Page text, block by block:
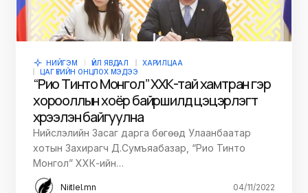
НИЙГЭМ ҮЙЛ ЯВДАЛ
ХАРИЛЦАА
ЦАГ ҮЕИЙН ОНЦЛОХ МЭДЭЭ
“Рио Тинто Монгол” ХХК-тай хамтран гэр
хорооллын хоёр байршилд цэцэрлэгт
хүрээлэн байгуулна
Нийслэлийн Засаг дарга бөгөөд Улаанбаатар
хотын Захирагч Д.Сумъяабазар, “Рио Тинто
Монгол” ХХК-ийн…
Niitlel.mn 04/11/2022